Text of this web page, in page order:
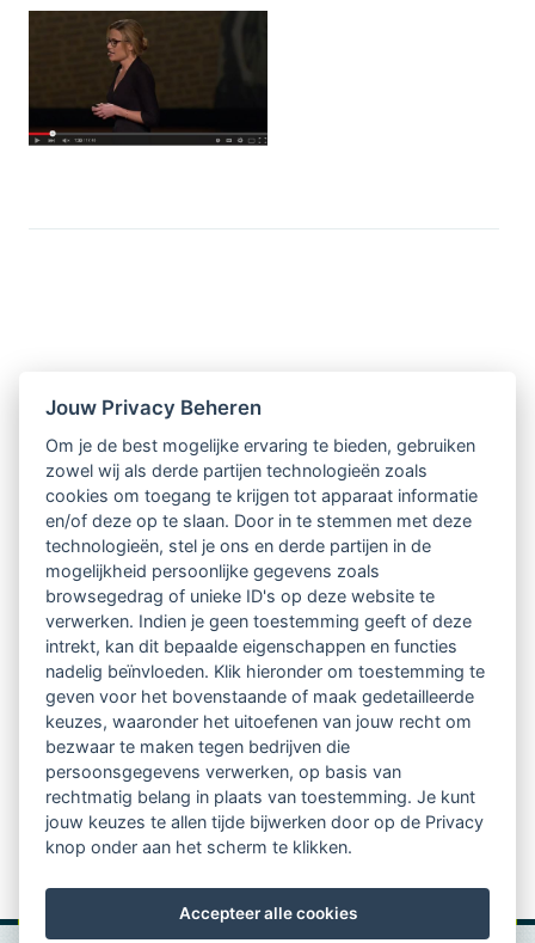
Nieuwsbrief
Ontvang 10 x per jaar de LVSC-
relatienieuwsbrief met o.a.:
vrij toegankelijke TsvB-artikelen
nieuws op het vlak van professioneel
begeleiden
informatie over LVSC-activiteiten
Aanmelden nieuwsbrief
Jouw Privacy Beheren
Om je de best mogelijke ervaring te bieden, gebruiken
zowel wij als derde partijen technologieën zoals
cookies om toegang te krijgen tot apparaat informatie
en/of deze op te slaan. Door in te stemmen met deze
technologieën, stel je ons en derde partijen in de
mogelijkheid persoonlijke gegevens zoals
browsegedrag of unieke ID's op deze website te
verwerken. Indien je geen toestemming geeft of deze
intrekt, kan dit bepaalde eigenschappen en functies
nadelig beïnvloeden. Klik hieronder om toestemming te
geven voor het bovenstaande of maak gedetailleerde
keuzes, waaronder het uitoefenen van jouw recht om
bezwaar te maken tegen bedrijven die
persoonsgegevens verwerken, op basis van
rechtmatig belang in plaats van toestemming. Je kunt
jouw keuzes te allen tijde bijwerken door op de Privacy
knop onder aan het scherm te klikken.
Accepteer alle cookies